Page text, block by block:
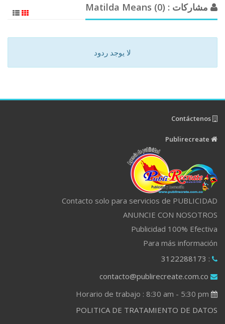
مشاركات : Matilda Means (0)
لا يوجد ردود
Contacto solo para servicios de PUBLICIDAD
ANUNCIE CON NOSOTROS
Publicidad 100% Efectiva
Para más información
: 3122288173
contacto@publirecreate.com.co
POLITICA DE TRATAMIENTO DE DATOS